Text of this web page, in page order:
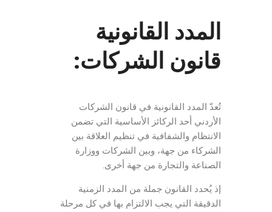
المدد القانونية
قانون الشركات:
تُعدّ المدد القانونية في قانون الشركات
الأردني أحد الركائز الأساسية التي تضمن
الانتظام والشفافية في تنظيم العلاقة بين
الشركاء من جهة، وبين الشركات ووزارة
الصناعة والتجارة من جهة أخرى.
إذ يُحدد القانون جملة من المدد الزمنية
الدقيقة التي يجب الالتزام بها في كل مرحلة